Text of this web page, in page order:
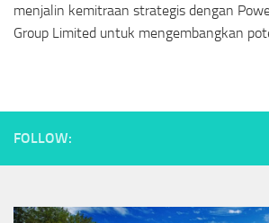
menjalin kemitraan strategis dengan
Group Limited untuk mengembangkan
FOLLOW: